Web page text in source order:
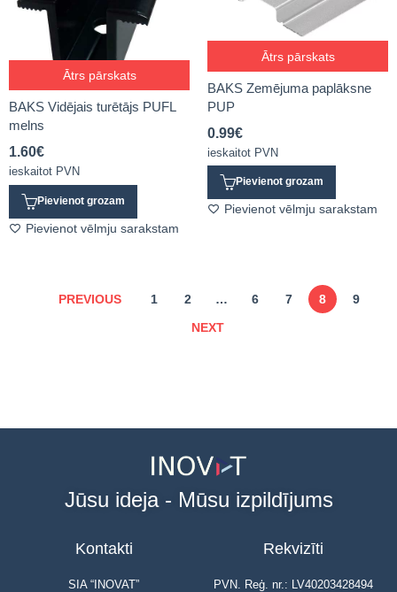
Ātrs pārskats
BAKS Vidējais turētājs PUFL
melns
1.60€
ieskaitot PVN
Pievienot grozam
Pievienot vēlmju sarakstam
Ātrs pārskats
BAKS Zemējuma paplāksne
PUP
0.99€
ieskaitot PVN
Pievienot grozam
Pievienot vēlmju sarakstam
PREVIOUS 1 2 … 6 7 8
9
NEXT
Jūsu ideja - Mūsu izpildījums
Kontakti
SIA “INOVAT”
Rekvizīti
PVN. Reģ. nr.: LV40203428494